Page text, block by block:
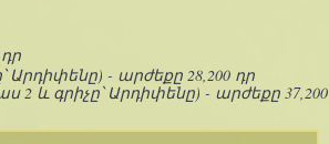
դր
- արժեքը 28,200 դր
2 և գրիչը՝ Արդիփենը) - արժեքը 37,200